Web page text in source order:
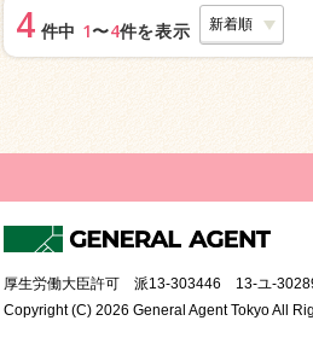
4 件中 1〜4件を表示
厚生労働大臣許可 派13-303446 13-ユ-
Copyright (C) 2026 General Agent Tokyo All